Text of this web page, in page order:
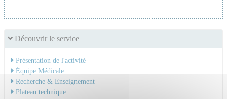
Découvrir le service
Présentation de l'activité
Équipe Médicale
Recherche & Enseignement
Plateau technique